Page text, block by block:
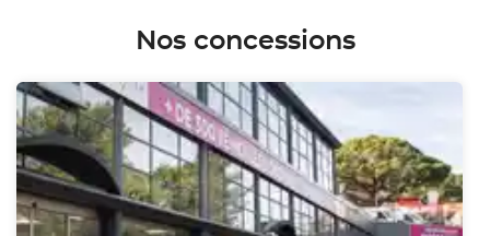
Nos concessions